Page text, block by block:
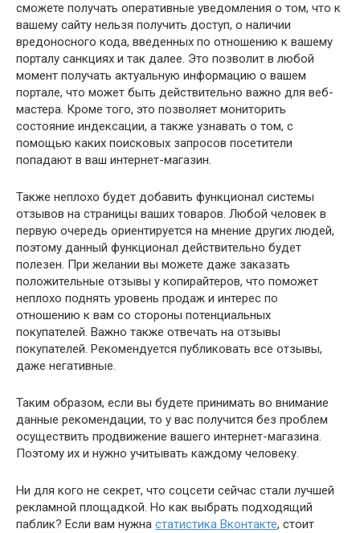
сможете получать оперативные уведомления о том, что к
вашему сайту нельзя получить доступ, о наличии
вредоносного кода, введенных по отношению к вашему
порталу санкциях и так далее. Это позволит в любой
момент получать актуальную информацию о вашем
портале, что может быть действительно важно для веб-
мастера. Кроме того, это позволяет мониторить
состояние индексации, а также узнавать о том, с
помощью каких поисковых запросов посетители
попадают в ваш интернет-магазин.
Также неплохо будет добавить функционал системы
отзывов на страницы ваших товаров. Любой человек в
первую очередь ориентируется на мнение других людей,
поэтому данный функционал действительно будет
полезен. При желании вы можете даже заказать
положительные отзывы у копирайтеров, что поможет
неплохо поднять уровень продаж и интерес по
отношению к вам со стороны потенциальных
покупателей. Важно также отвечать на отзывы
покупателей. Рекомендуется публиковать все отзывы,
даже негативные.
Таким образом, если вы будете принимать во внимание
данные рекомендации, то у вас получится без проблем
осуществить продвижение вашего интернет-магазина.
Поэтому их и нужно учитывать каждому человеку.
Ни для кого не секрет, что соцсети сейчас стали лучшей
рекламной площадкой. Но как выбрать подходящий
паблик? Если вам нужна статистика Вконтакте, стоит